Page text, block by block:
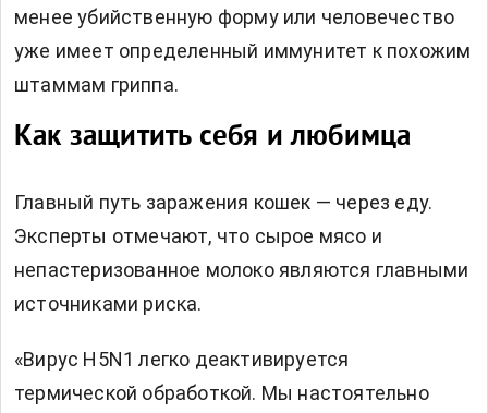
менее убийственную форму или человечество
уже имеет определенный иммунитет к похожим
штаммам гриппа.
Как защитить себя и любимца
Главный путь заражения кошек — через еду.
Эксперты отмечают, что сырое мясо и
непастеризованное молоко являются главными
источниками риска.
«Вирус H5N1 легко деактивируется
термической обработкой. Мы настоятельно